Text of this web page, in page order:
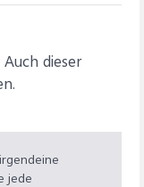
dieser
jede